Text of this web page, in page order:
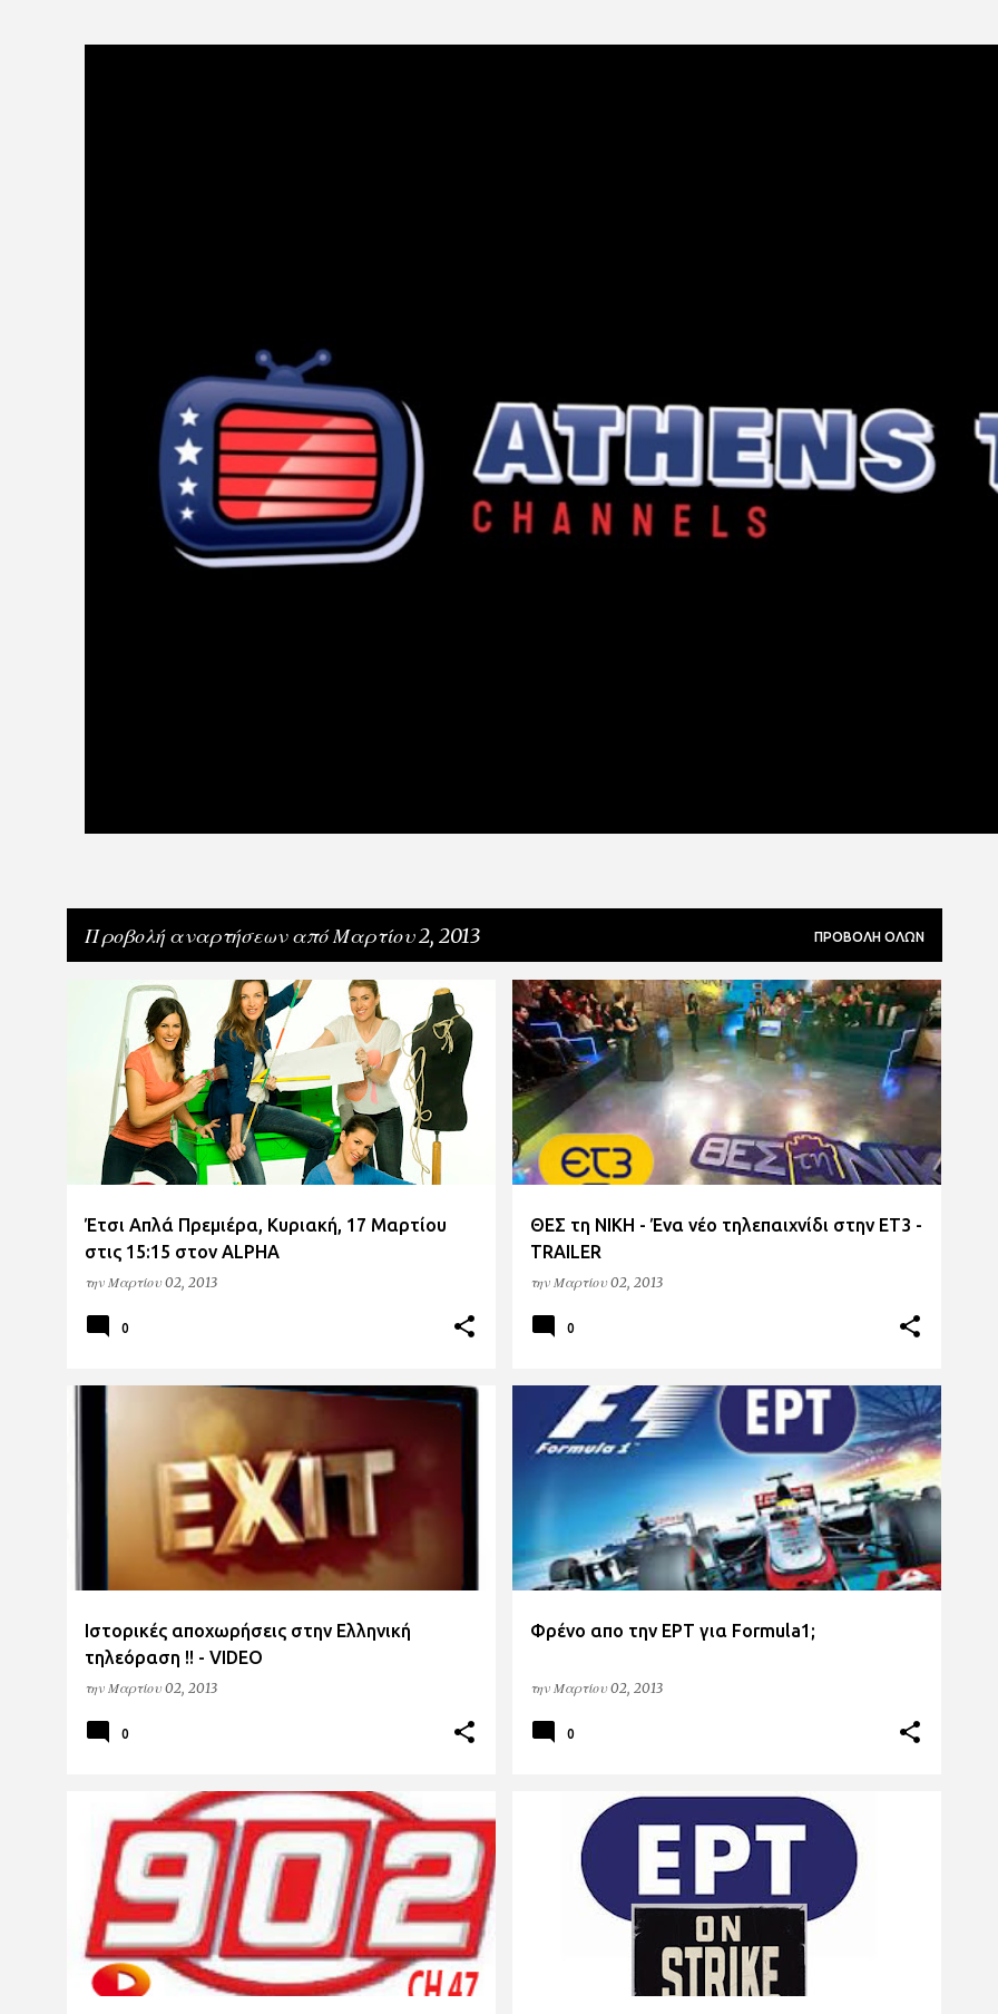
Προβολή αναρτήσεων από Μαρτίου 2, 2013 ΠΡΟΒΟΛΉ ΌΛΩΝ
Έτσι Απλά Πρεμιέρα, Κυριακή, 17 Μαρτίου
στις 15:15 στον ALPHA
την Μαρτίου 02, 2013
ALPHA
0
ΘΕΣ τη ΝΙΚΗ - Ένα νέο τηλεπαιχνίδι στην ΕΤ3 -
TRAILER
την Μαρτίου 02, 2013
ET3
0
Ιστορικές αποχωρήσεις στην Ελληνική
τηλεόραση !! - VIDEO
την Μαρτίου 02, 2013
0
Φρένο απο την ΕΡΤ για Formula1;
την Μαρτίου 02, 2013
ERT
0
902TV ΑΠΟΚΛΕΙΣΤΙΚΑ DIGEA